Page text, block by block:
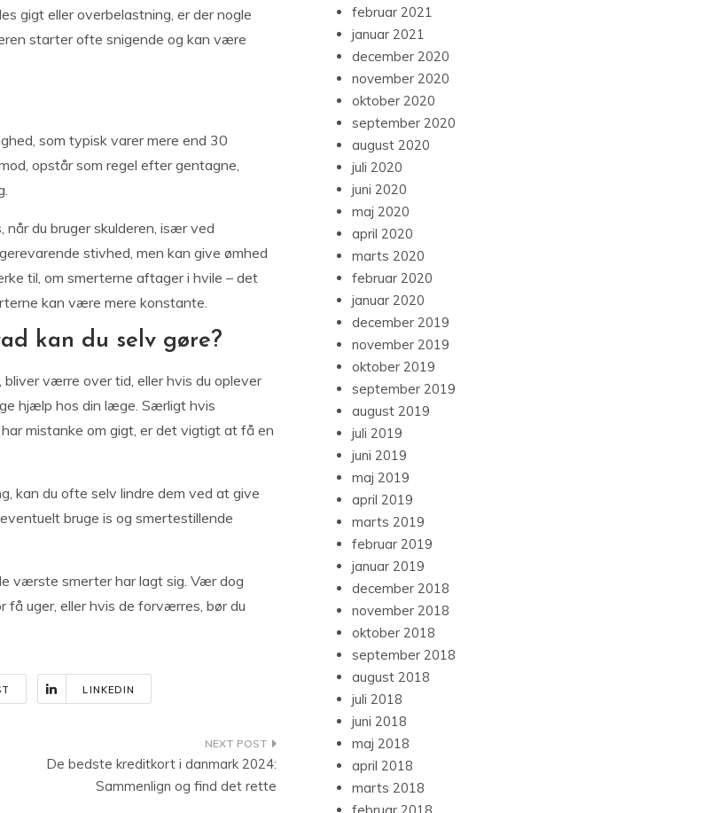
gigt eller overbelastning, er der nogle
starter ofte snigende og kan være
som typisk varer mere end 30
opstår som regel efter gentagne,
du bruger skulderen, især ved
stivhed, men kan give ømhed
til, om smerterne aftager i hvile – det
kan være mere konstante.
kan du selv gøre?
værre over tid, eller hvis du oplever
hjælp hos din læge. Særligt hvis
mistanke om gigt, er det vigtigt at få en
kan du ofte selv lindre dem ved at give
bruge is og smertestillende
værste smerter har lagt sig. Vær dog
uger, eller hvis de forværres, bør du
LINKEDIN
De bedste kreditkort i danmark 2024:
Sammenlign og find det rette
februar 2021
januar 2021
december 2020
november 2020
oktober 2020
september 2020
august 2020
juli 2020
juni 2020
maj 2020
april 2020
marts 2020
februar 2020
januar 2020
december 2019
november 2019
oktober 2019
september 2019
august 2019
juli 2019
juni 2019
maj 2019
april 2019
marts 2019
februar 2019
januar 2019
december 2018
november 2018
oktober 2018
september 2018
august 2018
juli 2018
juni 2018
maj 2018
april 2018
marts 2018